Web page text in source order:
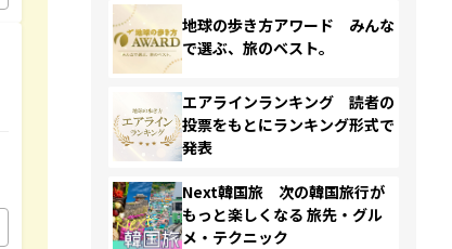
地球の歩き方アワード みんな
で選ぶ、旅のベスト。
エアラインランキング 読者の
投票をもとにランキング形式で
発表
Next韓国旅 次の韓国旅行が
もっと楽しくなる 旅先・グル
メ・テクニック